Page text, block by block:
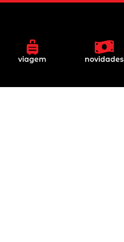
viagem novidades